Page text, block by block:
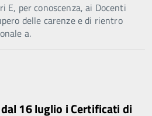
E, per conoscenza, ai Docenti
delle carenze e di rientro
a.
16 luglio i Certificati di